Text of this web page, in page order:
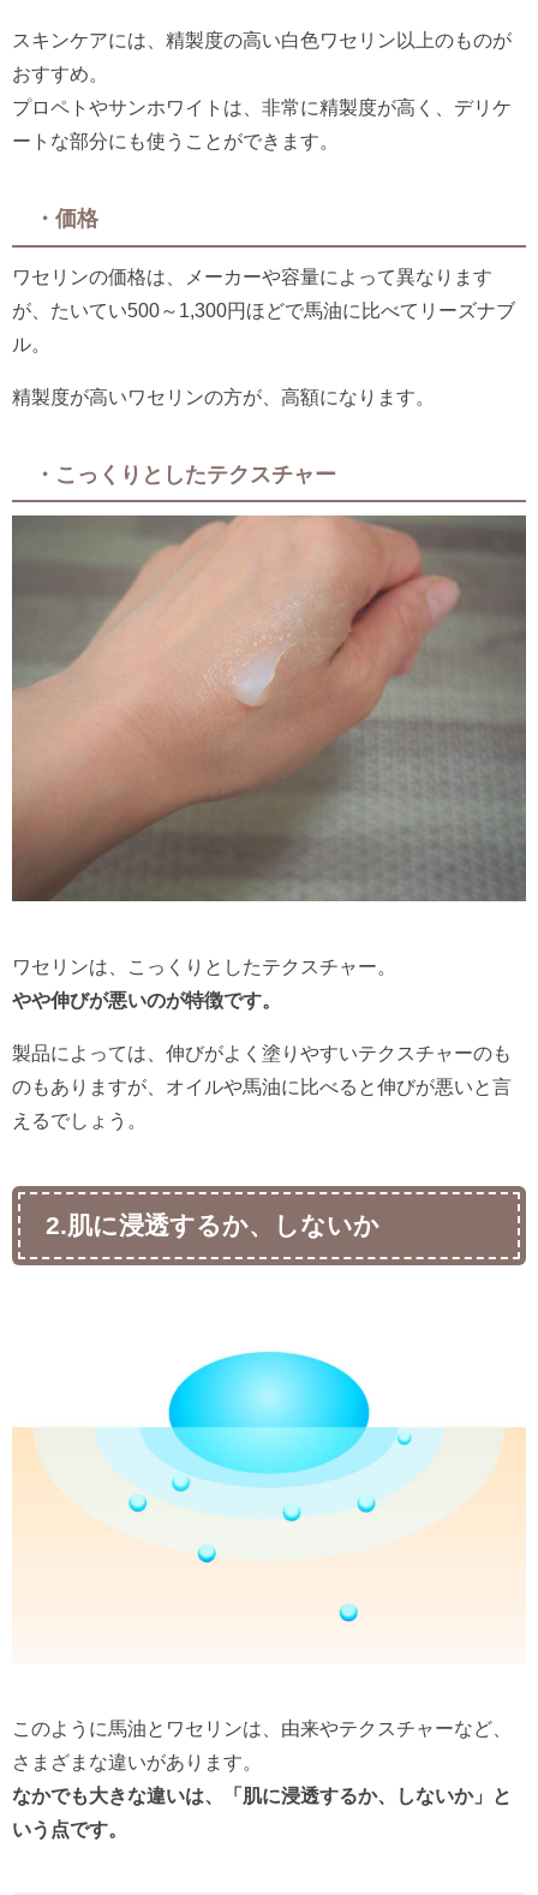
スキンケアには、精製度の高い白色ワセリン以上のものが
おすすめ。
プロペトやサンホワイトは、非常に精製度が高く、デリケ
ートな部分にも使うことができます。
・価格
ワセリンの価格は、メーカーや容量によって異なります
が、たいてい500～1,300円ほどで馬油に比べてリーズナブ
ル。
精製度が高いワセリンの方が、高額になります。
・こっくりとしたテクスチャー
ワセリンは、こっくりとしたテクスチャー。
やや伸びが悪いのが特徴です。
製品によっては、伸びがよく塗りやすいテクスチャーのも
のもありますが、オイルや馬油に比べると伸びが悪いと言
えるでしょう。
2.肌に浸透するか、しないか
このように馬油とワセリンは、由来やテクスチャーなど、
さまざまな違いがあります。
なかでも大きな違いは、「肌に浸透するか、しないか」と
いう点です。